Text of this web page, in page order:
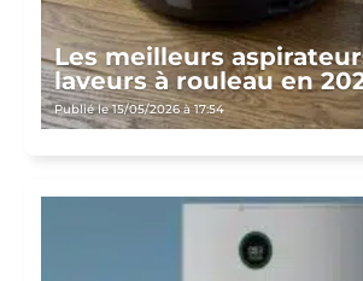
Les meilleurs
laveurs à rouleau en
Publié le 15/05/2026 à 17:54